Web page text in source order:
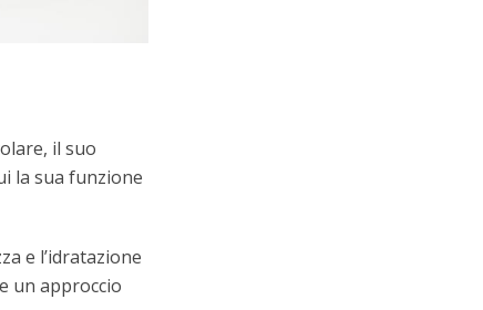
il suo
la sua funzione
e l’idratazione
un approccio